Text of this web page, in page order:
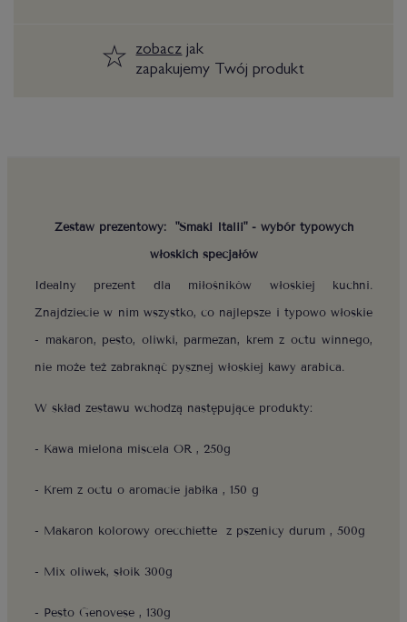
zobaczjak
zapakujemy Twój produkt
Zestaw prezentowy: "Smaki Italii" - wybór typowych
włoskich specjałów
Idealny prezent dla miłośników włoskiej kuchni.
Znajdziecie w nim wszystko, co najlepsze i typowo włoskie
- makaron, pesto, oliwki, parmezan, krem z octu winnego,
nie może też zabraknąć pysznej włoskiej kawy arabica.
W skład zestawu wchodzą następujące produkty:
- Kawa mielona miscela OR , 250g
- Krem z octu o aromacie jabłka , 150 g
- Makaron kolorowy orecchiette z pszenicy durum , 500g
- Mix oliwek, słoik 300g
- Pesto Genovese , 130g